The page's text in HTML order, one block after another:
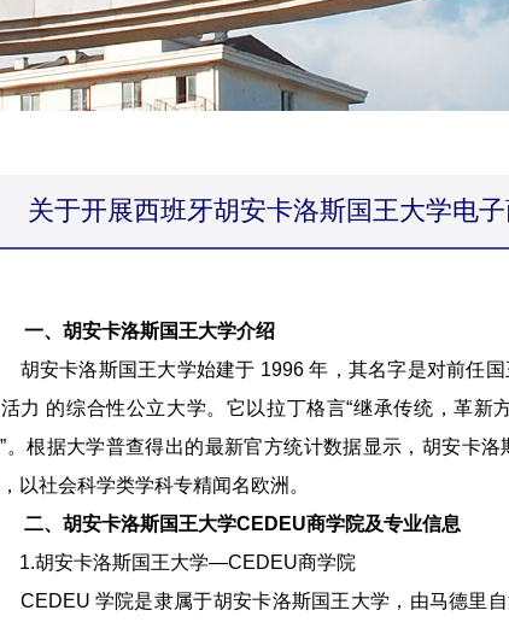
关于开展西班牙胡安卡洛斯国王大学电
一、胡安卡洛斯国王大学介绍
安卡洛斯国王大学始建于 1996 年，其名字是对前任国
力 的综合性公立大学。它以拉丁格言“继承传统，革新
。根据大学普查得出的最新官方统计数据显示，胡安卡
以社会科学类学科专精闻名欧洲。
二、胡安卡洛斯国王大学CEDEU商学院及专业信息
胡安卡洛斯国王大学—CEDEU商学院
学院是隶属于胡安卡洛斯国王大学，由马德里自